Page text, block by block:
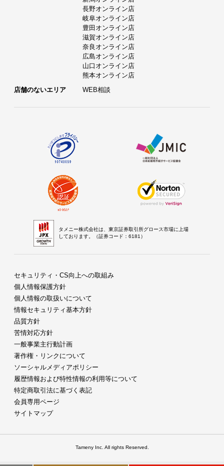
長野オンライン店
岐阜オンライン店
豊田オンライン店
滋賀オンライン店
奈良オンライン店
広島オンライン店
山口オンライン店
熊本オンライン店
店舗のないエリア
WEB相談
タメニー株式会社は、東京証券取引所グロース市場に上場
しております。（証券コード：6181）
セキュリティ・CS向上への取組み
個人情報保護方針
個人情報の取扱いについて
情報セキュリティ基本方針
品質方針
苦情対応方針
一般事業主行動計画
著作権・リンクについて
ソーシャルメディアポリシー
履歴情報および特性情報の利用等について
特定商取引法に基づく表記
会員専用ページ
サイトマップ
Tameny Inc. All rights Reserved.